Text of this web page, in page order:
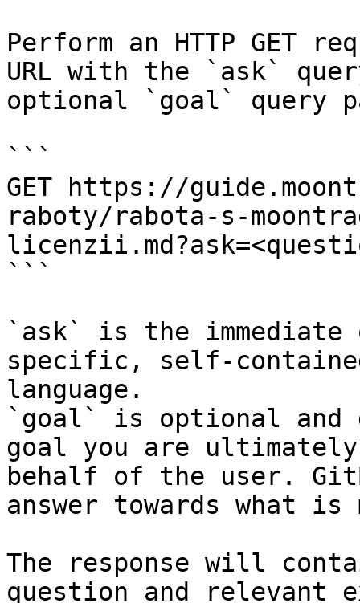
Perform an HTTP GET
URL with the `ask`
optional `goal` query
```
GET https://
raboty/rabota-s-
```
`ask` is the
specific, self-
language.
`goal` is optional and
goal you are
behalf of the user.
answer towards what
The response will
question and relevant